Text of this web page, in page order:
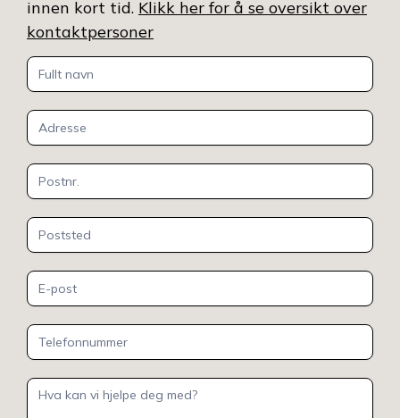
innen kort tid. Klikk her for å se oversikt over
kontaktpersoner
Kontakt
oss